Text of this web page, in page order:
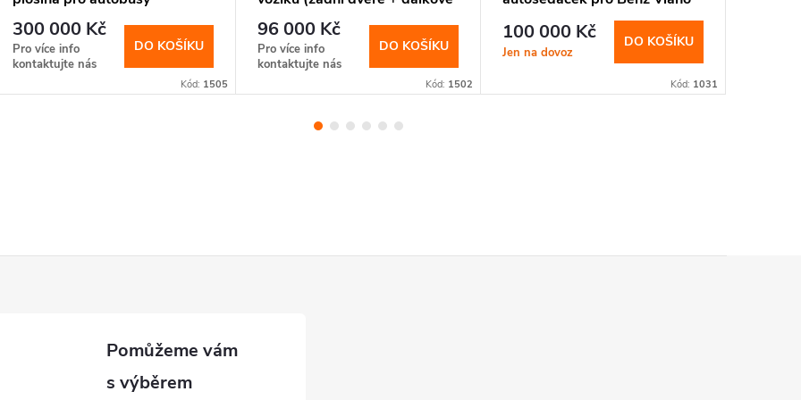
(wheelchair lift)
300 000 Kč
Pro více info
kontaktujte nás
DO KOŠÍKU
Kód: 1505
ovládání + zvedací rameno)
96 000 Kč
Pro více info
kontaktujte nás
DO KOŠÍKU
Kód: 1502
100 000 Kč
Jen na dovoz
DO KOŠÍKU
Kód: 1031